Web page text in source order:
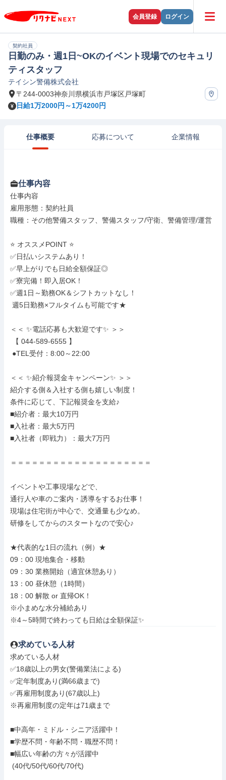
会員登録 ログイン
契約社員
日勤のみ・週1日~OKのイベント現場でのセキュリ
ティスタッフ
テイシン警備株式会社
〒244-0003神奈川県横浜市戸塚区戸塚町
日給1万2000円～1万4200円
仕事概要 応募について 企業情報
仕事内容
仕事内容
雇用形態：契約社員
職種：その他警備スタッフ、警備スタッフ/守衛、警備管理/運営
⭐ オススメPOINT ⭐
✅日払いシステムあり！
✅早上がりでも日給全額保証◎
✅寮完備！即入居OK！
✅週1日～勤務OK＆シフトカットなし！
＜＜ ✨電話応募も大歓迎です✨ ＞＞
＜＜ ✨紹介報奨金キャンペーン✨ ＞＞
紹介する側＆入社する側も嬉しい制度！
条件に応じて、下記報奨金を支給♪
■紹介者：最大10万円
■入社者：最大5万円
■入社者（即戦力）：最大7万円
＝＝＝＝＝＝＝＝＝＝＝＝＝＝＝＝＝＝＝＝
イベントや工事現場などで、
通行人や車のご案内・誘導をするお仕事！
現場は住宅街が中心で、交通量も少なめ。
研修をしてからのスタートなので安心♪
★代表的な1日の流れ（例）★
09：00 現地集合・移動
09：30 業務開始（適宜休憩あり）
13：00 昼休憩（1時間）
18：00 解散 or 直帰OK！
※小まめな水分補給あり
※4～5時間で終わっても日給は全額保証✨
求めている人材
求めている人材
✅18歳以上の男女(警備業法による)
✅定年制度あり(満66歳まで)
✅再雇用制度あり(67歳以上)
※再雇用制度の定年は71歳まで
■中高年・ミドル・シニア活躍中！
■学歴不問・年齢不問・職歴不問！
■幅広い年齢の方々が活躍中